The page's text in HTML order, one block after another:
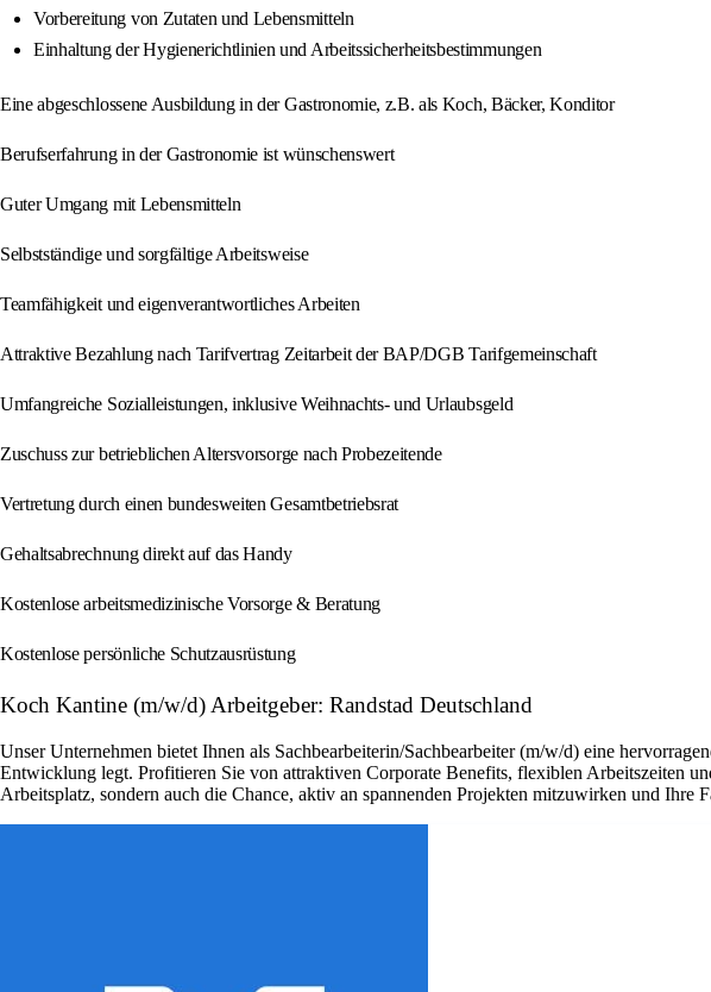
Vorbereitung von Zutaten und Lebensmitteln
Einhaltung der Hygienerichtlinien und Arbeitssicherheitsbestimmungen
Eine abgeschlossene Ausbildung in der Gastronomie, z.B. als Koch, Bäcker, Konditor
Berufserfahrung in der Gastronomie ist wünschenswert
Guter Umgang mit Lebensmitteln
Selbstständige und sorgfältige Arbeitsweise
Teamfähigkeit und eigenverantwortliches Arbeiten
Attraktive Bezahlung nach Tarifvertrag Zeitarbeit der BAP/DGB Tarifgemeinschaft
Umfangreiche Sozialleistungen, inklusive Weihnachts- und Urlaubsgeld
Zuschuss zur betrieblichen Altersvorsorge nach Probezeitende
Vertretung durch einen bundesweiten Gesamtbetriebsrat
Gehaltsabrechnung direkt auf das Handy
Kostenlose arbeitsmedizinische Vorsorge & Beratung
Kostenlose persönliche Schutzausrüstung
Koch Kantine (m/w/d) Arbeitgeber: Randstad Deutschland
Unser Unternehmen bietet Ihnen als Sachbearbeiterin/Sachbearbeiter (m/w/d) eine
Entwicklung legt. Profitieren Sie von attraktiven Corporate Benefits, flexiblen Arbeitszeiten
Arbeitsplatz, sondern auch die Chance, aktiv an spannenden Projekten mitzuwirken und Ihre